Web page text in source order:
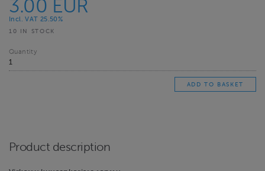
3.00 EUR
Incl. VAT 25.50%
10 IN STOCK
Quantity
Product description